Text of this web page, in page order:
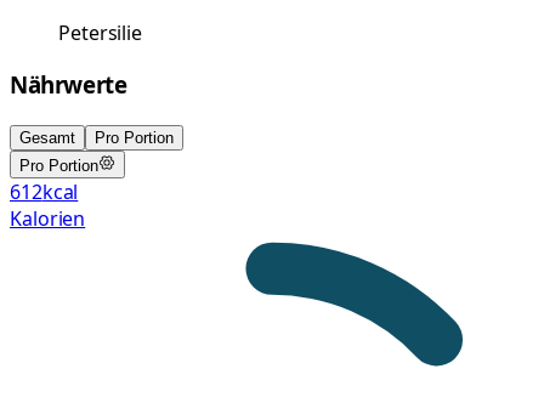
Petersilie
Nährwerte
Gesamt
Pro Portion
Pro Portion
612kcal
Kalorien